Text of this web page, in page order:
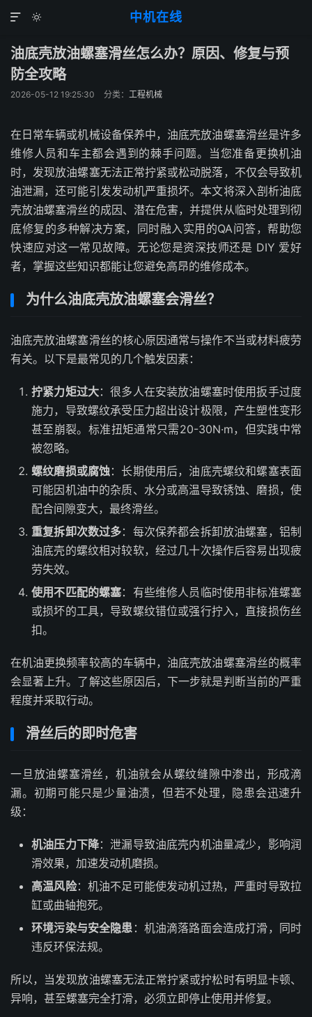
中机在线


油底壳放油螺塞滑丝怎么办？原因、修复与预
防全攻略
2026-05-12 19:25:30 分类： 工程机械
在日常车辆或机械设备保养中，油底壳放油螺塞滑丝是许多
维修人员和车主都会遇到的棘手问题。当您准备更换机油
时，发现放油螺塞无法正常拧紧或松动脱落，不仅会导致机
油泄漏，还可能引发发动机严重损坏。本文将深入剖析油底
壳放油螺塞滑丝的成因、潜在危害，并提供从临时处理到彻
底修复的多种解决方案，同时融入实用的QA问答，帮助您
快速应对这一常见故障。无论您是资深技师还是 DIY 爱好
者，掌握这些知识都能让您避免高昂的维修成本。
为什么油底壳放油螺塞会滑丝？
油底壳放油螺塞滑丝的核心原因通常与操作不当或材料疲劳
有关。以下是最常见的几个触发因素：
拧紧力矩过大：很多人在安装放油螺塞时使用扳手过度
施力，导致螺纹承受压力超出设计极限，产生塑性变形
甚至崩裂。标准扭矩通常只需20-30N·m，但实践中常
被忽略。
螺纹磨损或腐蚀：长期使用后，油底壳螺纹和螺塞表面
可能因机油中的杂质、水分或高温导致锈蚀、磨损，使
配合间隙变大，最终滑丝。
重复拆卸次数过多：每次保养都会拆卸放油螺塞，铝制
油底壳的螺纹相对较软，经过几十次操作后容易出现疲
劳失效。
使用不匹配的螺塞：有些维修人员临时使用非标准螺塞
或损坏的工具，导致螺纹错位或强行拧入，直接损伤丝
扣。
在机油更换频率较高的车辆中，油底壳放油螺塞滑丝的概率
会显著上升。了解这些原因后，下一步就是判断当前的严重
程度并采取行动。
滑丝后的即时危害
一旦放油螺塞滑丝，机油就会从螺纹缝隙中渗出，形成滴
漏。初期可能只是少量油渍，但若不处理，隐患会迅速升
级：
机油压力下降：泄漏导致油底壳内机油量减少，影响润
滑效果，加速发动机磨损。
高温风险：机油不足可能使发动机过热，严重时导致拉
缸或曲轴抱死。
环境污染与安全隐患 ：机油滴落路面会造成打滑，同时
违反环保法规。
所以，当发现放油螺塞无法正常拧紧或拧松时有明显卡顿、
异响，甚至螺塞完全打滑，必须立即停止使用并修复。